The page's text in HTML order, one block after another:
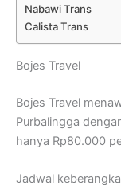
Nabawi Trans
Calista Trans
Bojes Travel
Bojes Travel
Purbalingga
hanya Rp80.000
Jadwal